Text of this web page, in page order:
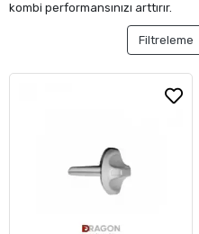
kombi performansınızı arttırır.
Filtreleme